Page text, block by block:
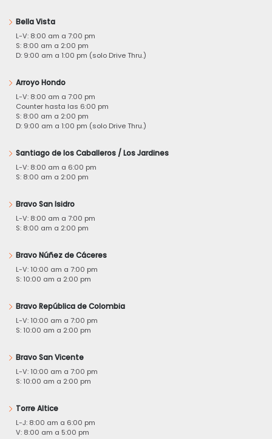
Bella Vista
L-V: 8:00 am a 7:00 pm
S: 8:00 am a 2:00 pm
D: 9:00 am a 1:00 pm (solo Drive Thru.)
Arroyo Hondo
L-V: 8:00 am a 7:00 pm
Counter hasta las 6:00 pm
S: 8:00 am a 2:00 pm
D: 9:00 am a 1:00 pm (solo Drive Thru.)
Santiago de los Caballeros / Los Jardines
L-V: 8:00 am a 6:00 pm
S: 8:00 am a 2:00 pm
Bravo San Isidro
L-V: 8:00 am a 7:00 pm
S: 8:00 am a 2:00 pm
Bravo Núñez de Cáceres
L-V: 10:00 am a 7:00 pm
S: 10:00 am a 2:00 pm
Bravo República de Colombia
L-V: 10:00 am a 7:00 pm
S: 10:00 am a 2:00 pm
Bravo San Vicente
L-V: 10:00 am a 7:00 pm
S: 10:00 am a 2:00 pm
Torre Altice
L-J: 8:00 am a 6:00 pm
V: 8:00 am a 5:00 pm